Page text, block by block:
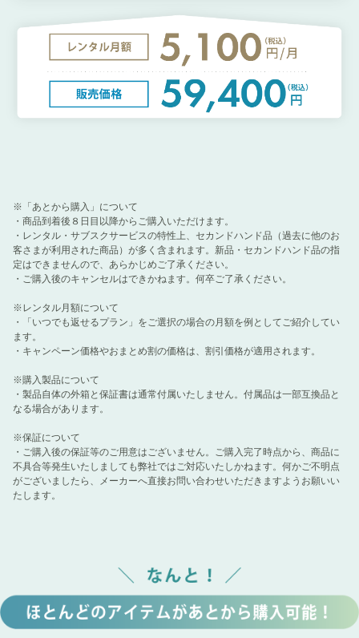
※「あとから購入」について
・商品到着後８日目以降からご購入いただけます。
・レンタル・サブスクサービスの特性上、セカンドハンド品（過去に他のお
客さまが利用された商品）が多く含まれます。新品・セカンドハンド品の指
定はできませんので、あらかじめご了承ください。
・ご購入後のキャンセルはできかねます。何卒ご了承ください。
※レンタル月額について
・「いつでも返せるプラン」をご選択の場合の月額を例としてご紹介してい
ます。
・キャンペーン価格やおまとめ割の価格は、割引価格が適用されます。
※購入製品について
・製品自体の外箱と保証書は通常付属いたしません。付属品は一部互換品と
なる場合があります。
※保証について
・ご購入後の保証等のご用意はございません。ご購入完了時点から、商品に
不具合等発生いたしましても弊社ではご対応いたしかねます。何かご不明点
がございましたら、メーカーへ直接お問い合わせいただきますようお願いい
たします。